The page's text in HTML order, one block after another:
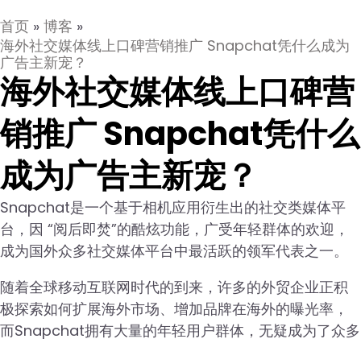
首页 » 博客 »
海外社交媒体线上口碑营销推广 Snapchat凭什么成为
广告主新宠？
海外社交媒体线上口碑营
销推广 Snapchat凭什么
成为广告主新宠？
Snapchat是一个基于相机应用衍生出的社交类媒体平
台，因 “阅后即焚”的酷炫功能，广受年轻群体的欢迎，
成为国外众多社交媒体平台中最活跃的领军代表之一。
随着全球移动互联网时代的到来，许多的外贸企业正积
极探索如何扩展海外市场、增加品牌在海外的曝光率，
而Snapchat拥有大量的年轻用户群体，无疑成为了众多